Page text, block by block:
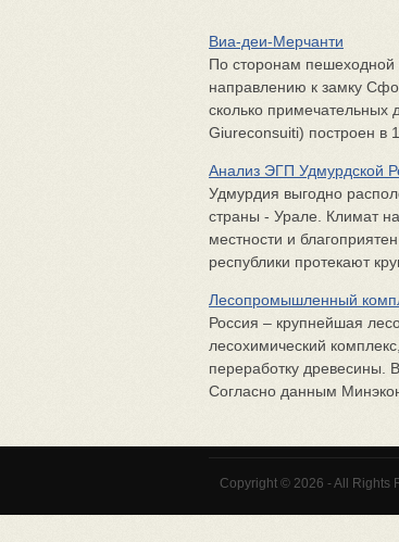
Виа-деи-Мерчанти
По сторонам
направлению к замку
сколько примечательных
Giureconsuiti) построен в
Анализ ЭГП Удмурдской
Удмурдия выгодно
страны - Урале. Климат
местности и
республики протекают
Лесопромышленный
Россия – крупнейшая
лесохимический
переработку древесины.
Согласно данным
Copyright © 2026 - All Rights